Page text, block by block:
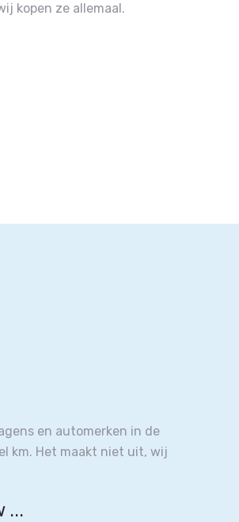
kopen ze allemaal.
en automerken in de
km. Het maakt niet uit, wij
...